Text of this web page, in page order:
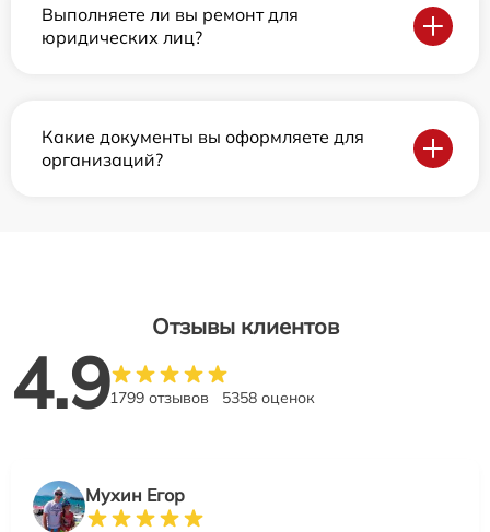
Выполняете ли вы ремонт для
юридических лиц?
Какие документы вы оформляете для
организаций?
Отзывы клиентов
4.91799 отзывов 5358 оценок
Мухин Егор